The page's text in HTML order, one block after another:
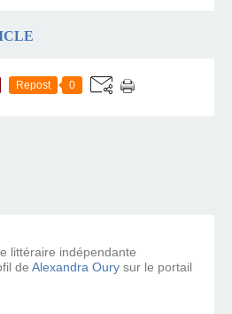
Repost 0
littéraire indépendante
de Alexandra Oury sur le portail